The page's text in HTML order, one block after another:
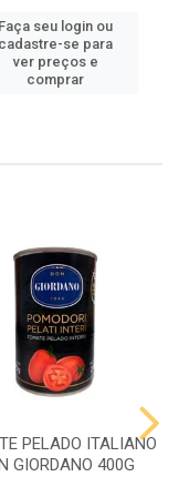
Faça seu login ou
cadastre-se para
ver preços e
comprar
PELADO ITALIANO
GIORDANO 400G